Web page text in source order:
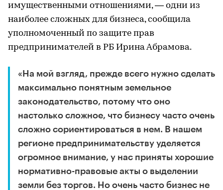
имущественными отношениями, — одни из
наиболее сложных для бизнеса, сообщила
уполномоченный по защите прав
предпринимателей в РБ Ирина Абрамова.
«На мой взгляд, прежде всего нужно сделать
максимально понятным земельное
законодательство, потому что оно
настолько сложное, что бизнесу часто очень
сложно сориентироваться в нем. В нашем
регионе предпринимательству уделяется
огромное внимание, у нас приняты хорошие
нормативно-правовые акты о выделении
земли без торгов. Но очень часто бизнес не